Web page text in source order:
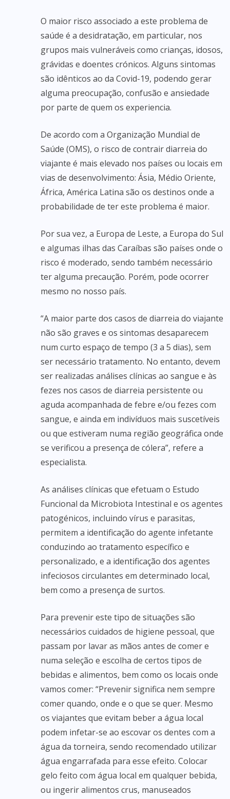
O maior risco associado a este problema de
saúde é a desidratação, em particular, nos
grupos mais vulneráveis como crianças, idosos,
grávidas e doentes crónicos. Alguns sintomas
são idênticos ao da Covid-19, podendo gerar
alguma preocupação, confusão e ansiedade
por parte de quem os experiencia.
De acordo com a Organização Mundial de
Saúde (OMS), o risco de contrair diarreia do
viajante é mais elevado nos países ou locais em
vias de desenvolvimento: Ásia, Médio Oriente,
África, América Latina são os destinos onde a
probabilidade de ter este problema é maior.
Por sua vez, a Europa de Leste, a Europa do Sul
e algumas ilhas das Caraíbas são países onde o
risco é moderado, sendo também necessário
ter alguma precaução. Porém, pode ocorrer
mesmo no nosso país.
“A maior parte dos casos de diarreia do viajante
não são graves e os sintomas desaparecem
num curto espaço de tempo (3 a 5 dias), sem
ser necessário tratamento. No entanto, devem
ser realizadas análises clínicas ao sangue e às
fezes nos casos de diarreia persistente ou
aguda acompanhada de febre e/ou fezes com
sangue, e ainda em indivíduos mais suscetíveis
ou que estiveram numa região geográfica onde
se verificou a presença de cólera”, refere a
especialista.
As análises clínicas que efetuam o Estudo
Funcional da Microbiota Intestinal e os agentes
patogénicos, incluindo vírus e parasitas,
permitem a identificação do agente infetante
conduzindo ao tratamento específico e
personalizado, e a identificação dos agentes
infeciosos circulantes em determinado local,
bem como a presença de surtos.
Para prevenir este tipo de situações são
necessários cuidados de higiene pessoal, que
passam por lavar as mãos antes de comer e
numa seleção e escolha de certos tipos de
bebidas e alimentos, bem como os locais onde
vamos comer: “Prevenir significa nem sempre
comer quando, onde e o que se quer. Mesmo
os viajantes que evitam beber a água local
podem infetar-se ao escovar os dentes com a
água da torneira, sendo recomendado utilizar
água engarrafada para esse efeito. Colocar
gelo feito com água local em qualquer bebida,
ou ingerir alimentos crus, manuseados